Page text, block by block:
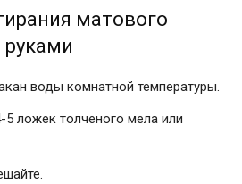
матового
воды комнатной температуры.
5 ложек толченого мела или